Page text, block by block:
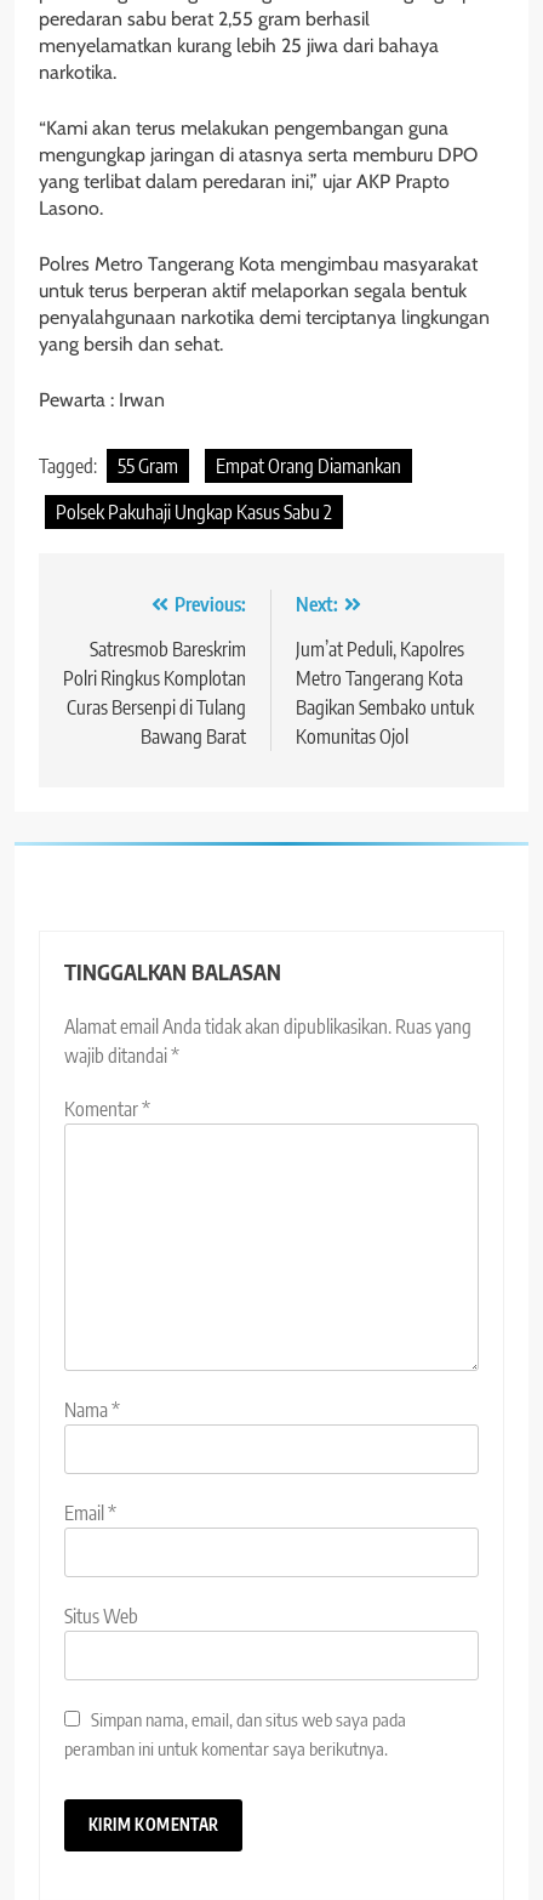
peredaran sabu berat 2,55 gram berhasil
menyelamatkan kurang lebih 25 jiwa dari bahaya
narkotika.
“Kami akan terus melakukan pengembangan guna
mengungkap jaringan di atasnya serta memburu DPO
yang terlibat dalam peredaran ini,” ujar AKP Prapto
Lasono.
Polres Metro Tangerang Kota mengimbau masyarakat
untuk terus berperan aktif melaporkan segala bentuk
penyalahgunaan narkotika demi terciptanya lingkungan
yang bersih dan sehat.
Pewarta : Irwan
Tagged: 55 Gram
Empat Orang Diamankan
Polsek Pakuhaji Ungkap Kasus Sabu 2
Navigasi
pos
Previous:
Satresmob Bareskrim
Polri Ringkus Komplotan
Curas Bersenpi di Tulang
Bawang Barat
Next:
Jum’at Peduli, Kapolres
Metro Tangerang Kota
Bagikan Sembako untuk
Komunitas Ojol
TINGGALKAN BALASAN
Alamat email Anda tidak akan dipublikasikan. Ruas yang
wajib ditandai*
Komentar*
Nama*
Email*
Situs Web
Simpan nama, email, dan situs web saya pada
peramban ini untuk komentar saya berikutnya.